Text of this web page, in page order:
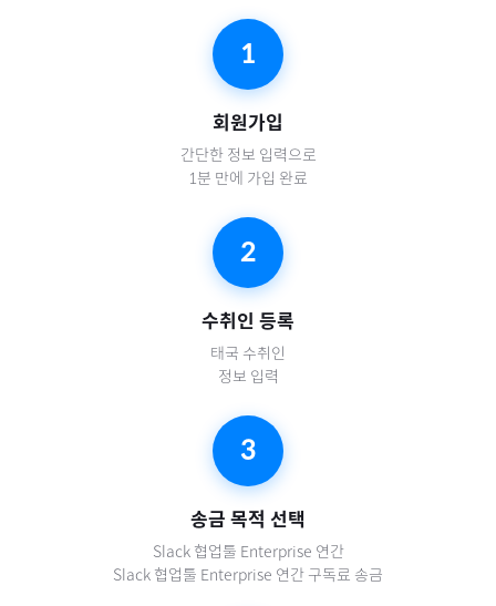
1
회원가입
간단한 정보 입력으로
1분 만에 가입 완료
2
수취인 등록
태국 수취인
정보 입력
3
송금 목적 선택
Slack 협업툴 Enterprise 연간
Slack 협업툴 Enterprise 연간 구독료 송금